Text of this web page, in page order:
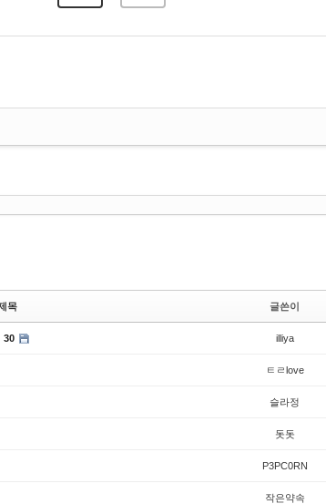
목 글쓴이
30 illiya
ㅌㄹlove
슬라정
돗돗
P3PC0RN
작은약속